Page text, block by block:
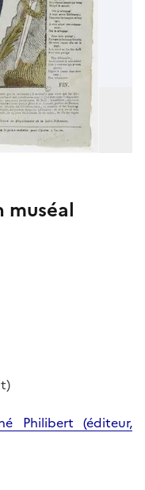
Philibert (éditeur,